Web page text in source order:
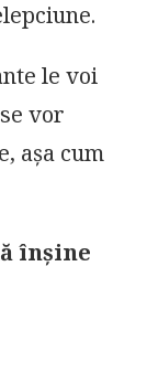
le voi
vor
așa cum
înșine